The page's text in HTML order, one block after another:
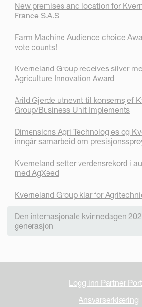
New premises and location for
France S.A.S
Farm Machine Audience choice
vote counts!
Kverneland Group receives silver
Agriculture Innovation Award
Arild Gjerde utnevnt til konsernsjef
Group/Business Unit Implements
Dimensions Agri Technologies og
inngår samarbeid om
Kverneland setter verdensrekord i
med AgXeed
Kverneland Group klar for
Den internasjonale kvinnedagen
generasjon
Logg inn Partner
Ansvarserklæring